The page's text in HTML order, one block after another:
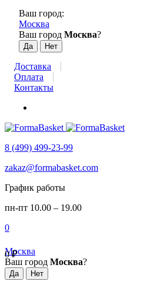
Ваш город:
Москва
Ваш город Москва?
Доставка
Оплата
Контакты
8 (499) 499-23-99
zakaz@formabasket.com
График работы
пн-пт 10.00 – 19.00
0
0₽
Москва
Ваш город Москва?